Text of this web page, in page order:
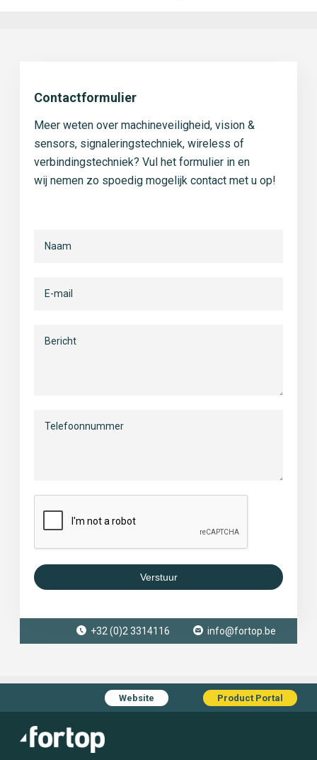
Contactformulier
Meer weten over machineveiligheid, vision &
sensors, signaleringstechniek, wireless of
verbindingstechniek? Vul het formulier in en
wij nemen zo spoedig mogelijk contact met u op!
Verstuur
+32 (0)2 3314116 info@fortop.be
Website Product Portal